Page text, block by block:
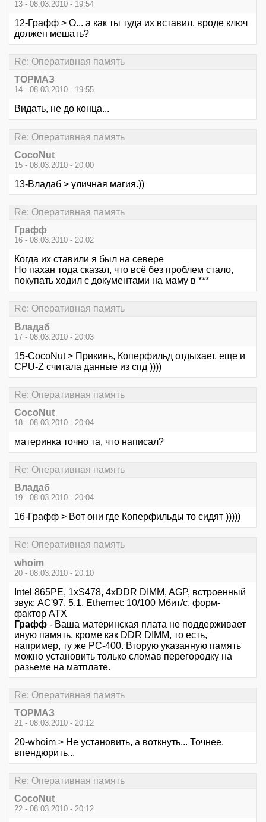
13 - 08.03.2010 - 19:54
12-Графф > О... а как ты туда их вставил, вроде ключ
должен мешать?
Re: Оперативная память
ТОРМАЗ
14 - 08.03.2010 - 19:55
Видать, не до конца...
Re: Оперативная память
CocoNut
15 - 08.03.2010 - 20:00
13-Владаб > уличная магия.))
Re: Оперативная память
Графф
16 - 08.03.2010 - 20:02
Когда их ставили я был на севере
Но пахан тода сказал, что всё без проблем стало,
покупать ходил с документами на маму в ***
Re: Оперативная память
Владаб
17 - 08.03.2010 - 20:03
15-CocoNut > Прикинь, Коперфильд отдыхает, еще и
CPU-Z считала данные из спд ))))
Re: Оперативная память
CocoNut
18 - 08.03.2010 - 20:04
материнка точно та, что написал?
Re: Оперативная память
Владаб
19 - 08.03.2010 - 20:04
16-Графф > Вот они где Коперфильды то сидят )))))
Re: Оперативная память
whoim
20 - 08.03.2010 - 20:10
Intel 865PE, 1xS478, 4xDDR DIMM, AGP, встроенный
звук: AC'97, 5.1, Ethernet: 10/100 Мбит/с, форм-
фактор ATX
Графф - Ваша материнская плата не поддерживает
иную память, кроме как DDR DIMM, то есть,
например, ту же PC-400. Вторую указанную память
можно установить только сломав перегородку на
разьеме на матплате.
Re: Оперативная память
ТОРМАЗ
21 - 08.03.2010 - 20:12
20-whoim > Не установить, а воткнуть... Точнее,
впендюрить...
Re: Оперативная память
CocoNut
22 - 08.03.2010 - 20:12